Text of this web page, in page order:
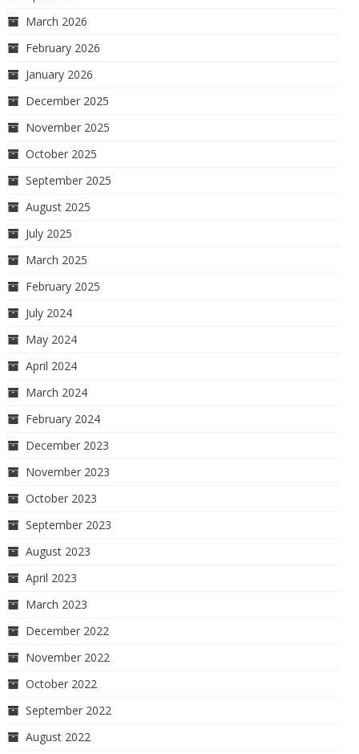
March 2026
February 2026
January 2026
December 2025
November 2025
October 2025
September 2025
August 2025
July 2025
March 2025
February 2025
July 2024
May 2024
April 2024
March 2024
February 2024
December 2023
November 2023
October 2023
September 2023
August 2023
April 2023
March 2023
December 2022
November 2022
October 2022
September 2022
August 2022